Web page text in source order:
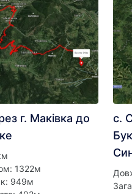
г. Маківка до
1322м
949м
с.